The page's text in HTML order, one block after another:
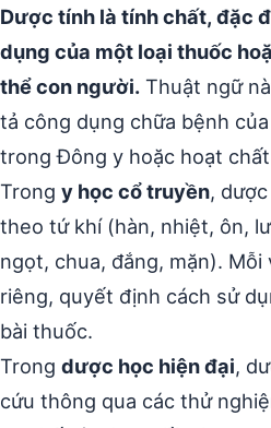
Dược tính là tính chất, đặc
dụng của một loại thuốc
thể con người. Thuật ngữ
tả công dụng chữa bệnh
trong Đông y hoặc hoạt
Trong y học cổ truyền,
theo tứ khí (hàn, nhiệt, ôn,
ngọt, chua, đắng, mặn).
riêng, quyết định cách sử
bài thuốc.
Trong dược học hiện đại,
cứu thông qua các thử